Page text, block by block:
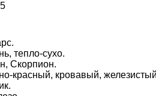
тепло-сухо.
Скорпион.
красный, кровавый,